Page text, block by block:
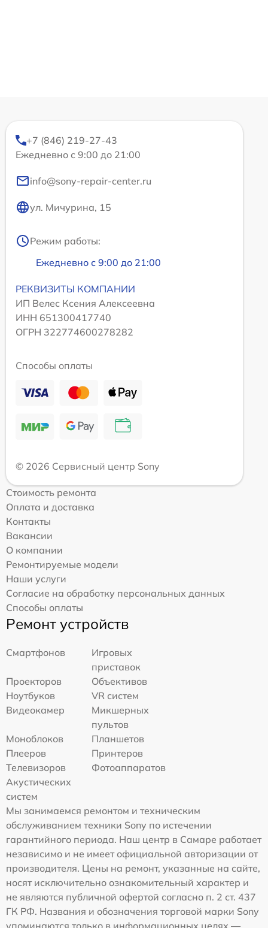
+7 (846) 219-27-43
Ежедневно с 9:00 до 21:00
info@sony-repair-center.ru
ул. Мичурина, 15
Режим работы:
Ежедневно с 9:00 до 21:00
РЕКВИЗИТЫ КОМПАНИИ
ИП Велес Ксения Алексеевна
ИНН 651300417740
ОГРН 322774600278282
Способы оплаты
© 2026 Сервисный центр Sony
Стоимость ремонта
Оплата и доставка
Контакты
Вакансии
О компании
Ремонтируемые модели
Наши услуги
Согласие на обработку персональных данных
Способы оплаты
Ремонт устройств
Смартфонов
Игровых
приставок
Проекторов
Объективов
Ноутбуков
VR систем
Видеокамер
Микшерных
пультов
Моноблоков
Планшетов
Плееров
Принтеров
Телевизоров
Фотоаппаратов
Акустических
систем
Мы занимаемся ремонтом и техническим
обслуживанием техники Sony по истечении
гарантийного периода. Наш центр в Самаре работает
независимо и не имеет официальной авторизации от
производителя. Цены на ремонт, указанные на сайте,
носят исключительно ознакомительный характер и
не являются публичной офертой согласно п. 2 ст. 437
ГК РФ. Названия и обозначения торговой марки Sony